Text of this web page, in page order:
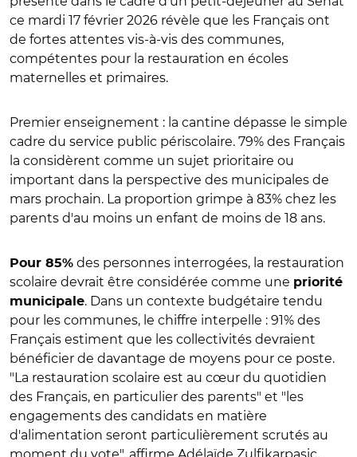
ce mardi 17 février 2026 révèle que les Français ont
de fortes attentes vis-à-vis des communes,
compétentes pour la restauration en écoles
maternelles et primaires.
Premier enseignement : la cantine dépasse le simple
cadre du service public périscolaire. 79% des Français
la considèrent comme un sujet prioritaire ou
important dans la perspective des municipales de
mars prochain. La proportion grimpe à 83% chez les
parents d'au moins un enfant de moins de 18 ans.
Pour 85% des personnes interrogées, la restauration
scolaire devrait être considérée comme une priorité
municipale. Dans un contexte budgétaire tendu
pour les communes, le chiffre interpelle : 91% des
Français estiment que les collectivités devraient
bénéficier de davantage de moyens pour ce poste.
"La restauration scolaire est au cœur du quotidien
des Français, en particulier des parents" et "les
engagements des candidats en matière
d'alimentation seront particulièrement scrutés au
moment du vote", affirme Adélaïde Zulfikarpasic,